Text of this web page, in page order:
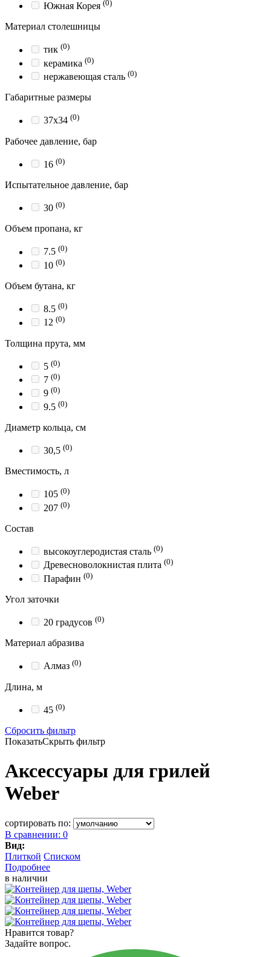
Южная Корея (0)
Материал столешницы
тик (0)
керамика (0)
нержавеющая сталь (0)
Габаритные размеры
37x34 (0)
Рабочее давление, бар
16 (0)
Испытательное давление, бар
30 (0)
Объем пропана, кг
7.5 (0)
10 (0)
Объем бутана, кг
8.5 (0)
12 (0)
Толщина прута, мм
5 (0)
7 (0)
9 (0)
9.5 (0)
Диаметр кольца, см
30,5 (0)
Вместимость, л
105 (0)
207 (0)
Состав
высокоуглеродистая сталь (0)
Древесноволокнистая плита (0)
Парафин (0)
Угол заточки
20 градусов (0)
Материал абразива
Алмаз (0)
Длина, м
45 (0)
Сбросить фильтр
ПоказатьСкрыть фильтр
Аксессуары для грилей
Weber
сортировать по:
В сравнении: 0
Вид:
Плиткой Списком
Подробнее
в наличии
Нравится товар?
Задайте вопрос.